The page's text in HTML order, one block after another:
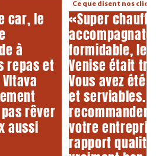
car, le
à
repas et
rêver
aussi
Ce que disent nos
«Super
formidable, le
Venise était
Vous avez été
et serviables.
votre
rapport